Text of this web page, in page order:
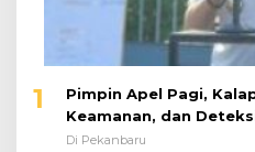
1
Pimpin Apel Pagi,
Keamanan, dan
Di Pekanbaru